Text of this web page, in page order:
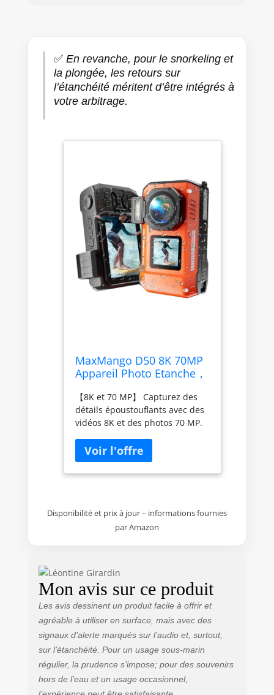
✅En revanche, pour le snorkeling et
la plongée, les retours sur
l’étanchéité méritent d’être intégrés à
votre arbitrage.
MaxMango D50 8K 70MP
Appareil Photo Etanche，
avec 64 Go de Stockage,
Double écran 18x,
Résistante à la Poussière
et Aux Chocs, Autofocus
【8K et 70 MP】 Capturez des
détails époustouflants avec des
vidéos 8K et des photos 70 MP.
offre des images et des vidéos
d'une netteté exceptionnelle,
idéales pour immortaliser vos
33FT】 Cette caméra sous-
marine est étanche jusqu'à 10
marine et les sports nautiques.
Elle ne coule pas en cas de
chute, garantissant ainsi la
sécurité et la récupération de
pour des selfies et un cadrage
faciles】 Les écrans avant et
arrière facilitent la prise de
selfies et de photos de groupe.
Disponibilité et prix à jour – informations fournies
par Amazon
Mon avis sur ce produit
Les avis dessinent un produit facile à offrir et
agréable à utiliser en surface, mais avec des
signaux d’alerte marqués sur l’audio et, surtout,
sur l’étanchéité. Pour un usage sous-marin
régulier, la prudence s’impose; pour des souvenirs
hors de l’eau et un usage occasionnel,